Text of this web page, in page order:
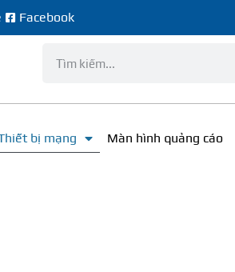
Facebook
bị mạng Màn hình quảng cáo